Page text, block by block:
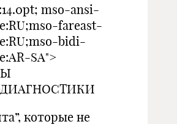
mso-ansi-
fareast-
bidi-
SA">
которые не